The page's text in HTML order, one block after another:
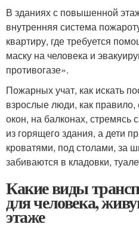
В зданиях с повышенной
внутренняя система
квартиру, где требуется
маску на человека и
противогазе».
Пожарных учат, как искать
взрослые люди, как
окон, на балконах, стремясь
из горящего здания, а дети
кроватями, под столами, за
забиваются в кладовки,
Какие виды
для человека,
этаже